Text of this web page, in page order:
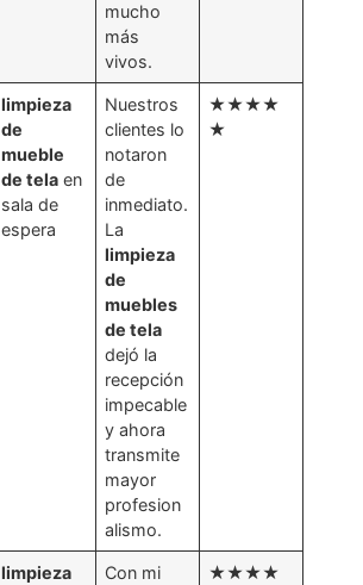
mucho
más
vivos.
limpieza
de
mueble
de tela en
sala de
espera
Nuestros
clientes lo
notaron
de
inmediato.
La
limpieza
de
muebles
de tela
dejó la
recepción
impecable
y ahora
transmite
mayor
profesion
alismo.
★★★★
★
limpieza
Con mi
★★★★